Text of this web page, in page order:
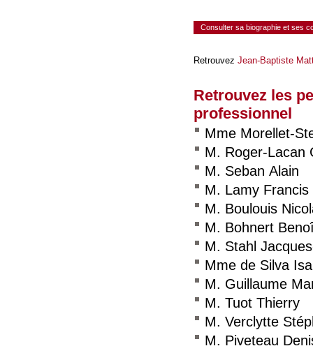
Consulter sa biographie et ses
Retrouvez Jean-Baptiste
Retrouvez les
professionnel
Mme Morellet-
M. Roger-Lacan
M. Seban Alain
M. Lamy Francis
M. Boulouis
M. Bohnert
M. Stahl
Mme de Silva
M. Guillaume
M. Tuot Thierry
M. Verclytte
M. Piveteau